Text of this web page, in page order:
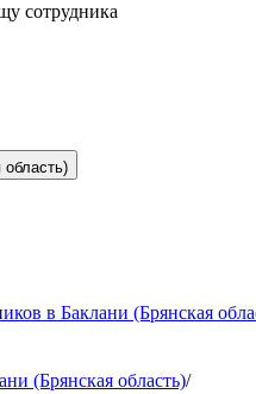
сотрудника
область)
в Баклани (Брянская
(Брянская область)/